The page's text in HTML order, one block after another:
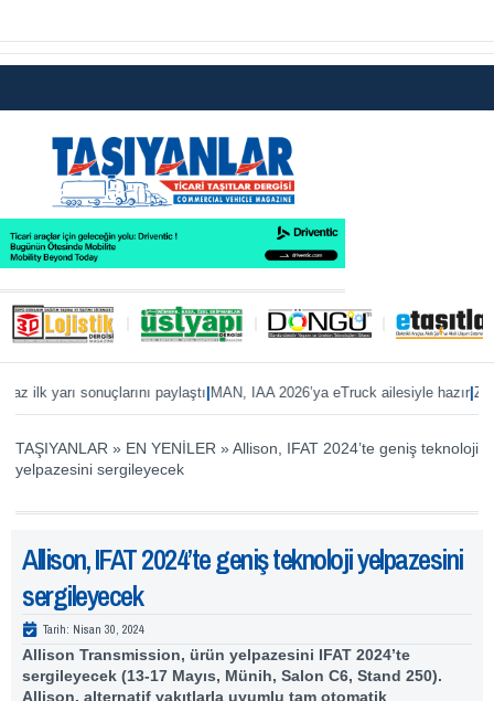
yarı sonuçlarını paylaştı|MAN, IAA 2026’ya eTruck ailesiyle hazır| ZF’den
TAŞIYANLAR » EN YENİLER »Allison, IFAT 2024’te geniş teknoloji
yelpazesini sergileyecek
Allison, IFAT 2024’te geniş teknoloji yelpazesini
sergileyecek
Tarih: Nisan 30, 2024
Allison Transmission, ürün yelpazesini IFAT 2024’te
sergileyecek (13-17 Mayıs, Münih, Salon C6, Stand 250).
Allison, alternatif yakıtlarla uyumlu tam otomatik